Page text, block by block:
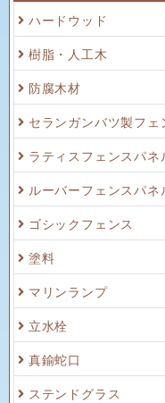
ハードウッド
樹脂・人工木
防腐木材
セランガンバツ製フェ
ラティスフェンスパネ
ルーバーフェンスパネ
ゴシックフェンス
塗料
マリンランプ
立水栓
真鍮蛇口
ステンドグラス